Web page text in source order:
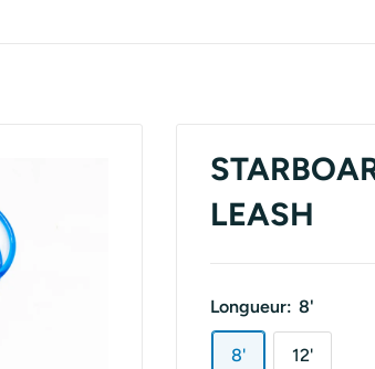
LEASH
Longueur: 8'
8' 12'